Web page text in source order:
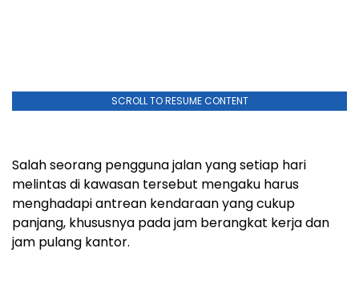
SCROLL TO RESUME CONTENT
Salah seorang pengguna jalan yang setiap hari
melintas di kawasan tersebut mengaku harus
menghadapi antrean kendaraan yang cukup
panjang, khususnya pada jam berangkat kerja dan
jam pulang kantor.